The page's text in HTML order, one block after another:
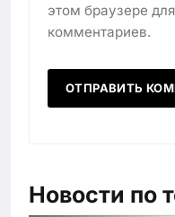
этом браузере
комментариев.
Новости по